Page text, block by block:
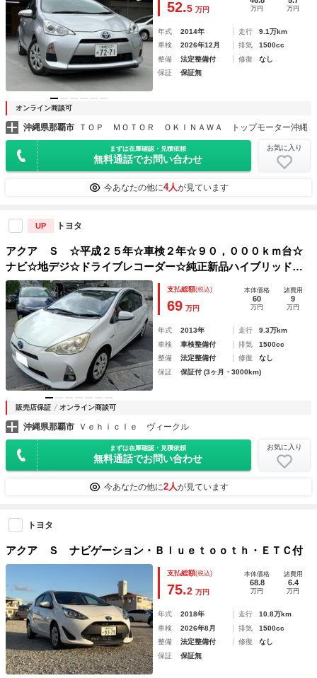
52.5 万円 万円 万円
年式 2014年 走行
9.1万km
車検
2026年12月 排気
1500cc
整備
法定整備付 修復
なし
保証
保証無
オンライン商談可
沖縄県那覇市 ＴＯＰ ＭＯＴＯＲ ＯＫＩＮＡＷＡ トップモーター沖縄
まずは在庫確認・見積依頼
無料通話でお問い合わせ
お気に入り
今あなたの他に4人が見ています
UP トヨタ
アクア Ｓ ☆平成２５年☆車検２年☆９０，０００ｋｍ台☆
ナビ☆地デジ☆ドライブレコーダー☆純正新品ハイブリッドバ
ッテリー☆新品補器バッテリー☆ウインカーミラー☆スマート
キー２個☆オートエアコン
支払総額(税込)
69 万円
本体価格
60
万円
諸費用
9
万円
年式 2013年 走行
9.3万km
車検
車検整備付 排気
1500cc
整備
法定整備付 修復
なし
保証
保証付 (3ヶ月・3000km)
販売店保証 オンライン商談可
沖縄県那覇市 Ｖｅｈｉｃｌｅ ヴィークル
まずは在庫確認・見積依頼
無料通話でお問い合わせ
お気に入り
今あなたの他に2人が見ています
トヨタ
アクア Ｓ ナビゲーション・Ｂｌｕｅｔｏｏｔｈ・ＥＴＣ付
支払総額(税込)
75.2 万円
本体価格
68.8
万円
諸費用
6.4
万円
年式 2018年 走行
10.8万km
車検
2026年8月 排気
1500cc
整備
法定整備付 修復
なし
保証
保証無